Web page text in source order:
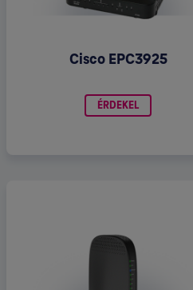
Cisco EPC3925
ÉRDEKEL